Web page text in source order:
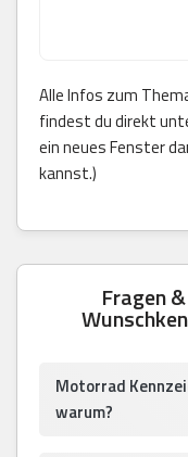
Alle Infos zum
findest du direkt
ein neues Fenster
kannst.)
Fragen
Motorrad
warum?